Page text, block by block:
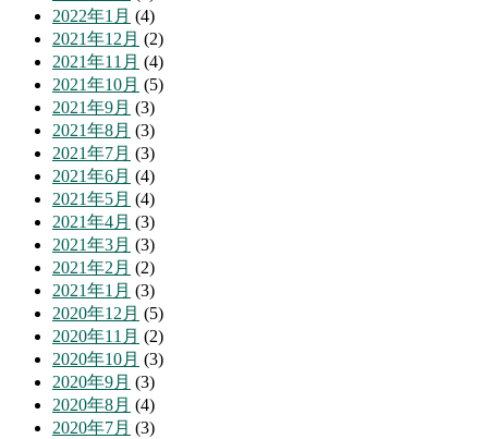
2022年1月 (4)
2021年12月 (2)
2021年11月 (4)
2021年10月 (5)
2021年9月 (3)
2021年8月 (3)
2021年7月 (3)
2021年6月 (4)
2021年5月 (4)
2021年4月 (3)
2021年3月 (3)
2021年2月 (2)
2021年1月 (3)
2020年12月 (5)
2020年11月 (2)
2020年10月 (3)
2020年9月 (3)
2020年8月 (4)
2020年7月 (3)